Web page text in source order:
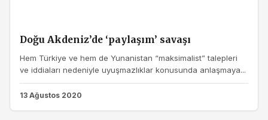
Doğu Akdeniz’de ‘paylaşım’ savaşı
Hem Türkiye ve hem de Yunanistan “maksimalist” talepleri
ve iddiaları nedeniyle uyuşmazlıklar konusunda anlaşmaya...
13 Ağustos 2020